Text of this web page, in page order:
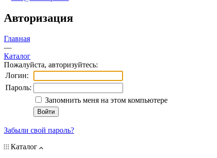
Авторизация
Главная
—
Каталог
Пожалуйста, авторизуйтесь:
Логин:
Пароль:
Запомнить меня на этом компьютере
Забыли свой пароль?
Каталог